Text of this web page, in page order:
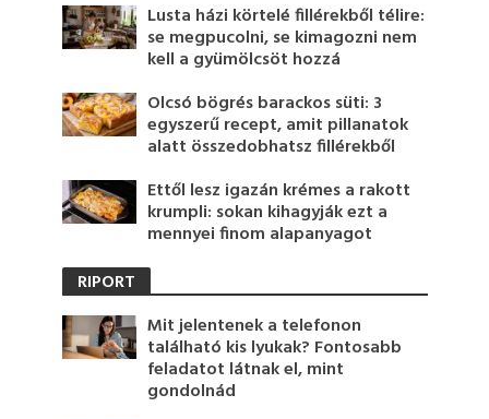
Lusta házi körtelé fillérekből télire:
se megpucolni, se kimagozni nem
kell a gyümölcsöt hozzá
Olcsó bögrés barackos süti: 3
egyszerű recept, amit pillanatok
alatt összedobhatsz fillérekből
Ettől lesz igazán krémes a rakott
krumpli: sokan kihagyják ezt a
mennyei finom alapanyagot
RIPORT
Mit jelentenek a telefonon
található kis lyukak? Fontosabb
feladatot látnak el, mint
gondolnád